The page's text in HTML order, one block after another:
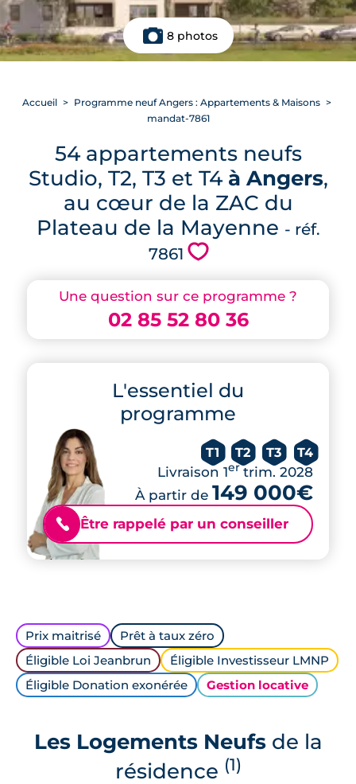
8 photos
Une question sur ce programme ?
02 85 52 80 36
L'essentiel du
programme
T1 T2 T3 T4
Livraison 1ertrim. 2028
À partir de 149 000€
📞 Être rappelé par un conseiller
Accueil
Programme neuf Angers : Appartements & Maisons
mandat-7861
54 appartements neufs
Studio, T2, T3 et T4 à Angers,
au cœur de la ZAC du
Plateau de la Mayenne - réf.
7861 💗
Prix maitrisé
Prêt à taux zéro
Éligible Loi Jeanbrun
Éligible Investisseur LMNP
Éligible Donation exonérée
Gestion locative
Les Logements Neufsde la
résidence (1)